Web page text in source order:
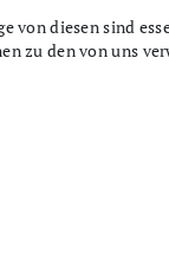
von diesen sind
zu den von uns